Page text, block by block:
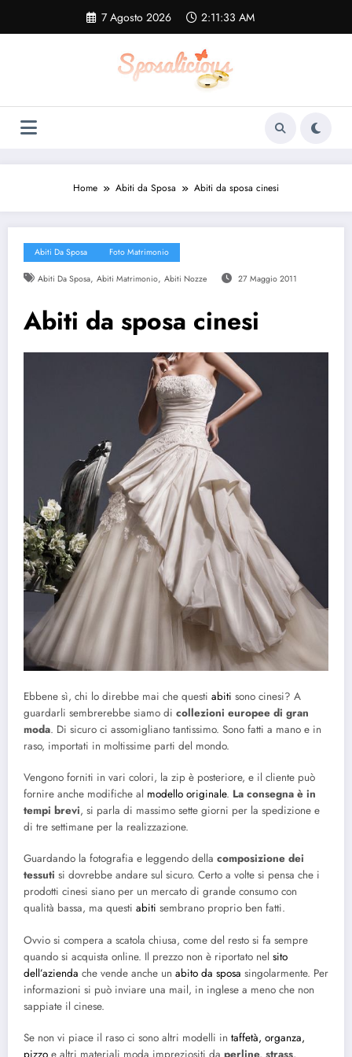
contenuto
7 Agosto 2026 2:11:33 AM
Home Abiti da Sposa Abiti da sposa cinesi
Abiti Da Sposa Foto Matrimonio
Abiti Da Sposa, Abiti Matrimonio, Abiti Nozze 27 Maggio 2011
Abiti da sposa cinesi
Ebbene sì, chi lo direbbe mai che questi abiti sono cinesi? A
guardarli sembrerebbe siamo di collezioni europee di gran
moda. Di sicuro ci assomigliano tantissimo. Sono fatti a mano e in
raso, importati in moltissime parti del mondo.
Vengono forniti in vari colori, la zip è posteriore, e il cliente può
fornire anche modifiche al modello originale. La consegna è in
tempi brevi, si parla di massimo sette giorni per la spedizione e
di tre settimane per la realizzazione.
Guardando la fotografia e leggendo della composizione dei
tessuti si dovrebbe andare sul sicuro. Certo a volte si pensa che i
prodotti cinesi siano per un mercato di grande consumo con
qualità bassa, ma questi abiti sembrano proprio ben fatti.
Ovvio si compera a scatola chiusa, come del resto si fa sempre
quando si acquista online. Il prezzo non è riportato nel sito
dell’azienda che vende anche un abito da sposa singolarmente. Per
informazioni si può inviare una mail, in inglese a meno che non
sappiate il cinese.
Se non vi piace il raso ci sono altri modelli in taffetà, organza,